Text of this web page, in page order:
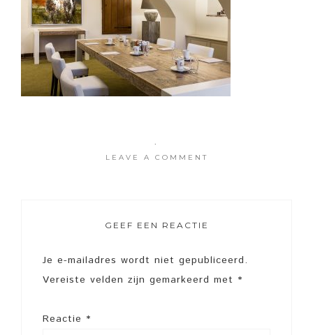
·
LEAVE A COMMENT
GEEF EEN REACTIE
Je e-mailadres wordt niet gepubliceerd.
Vereiste velden zijn gemarkeerd met *
Reactie *